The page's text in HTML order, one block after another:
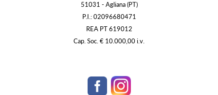
51031 - Agliana (PT)
P.I.: 02096680471
REA PT 619012
Cap. Soc. € 10.000,00 i.v.